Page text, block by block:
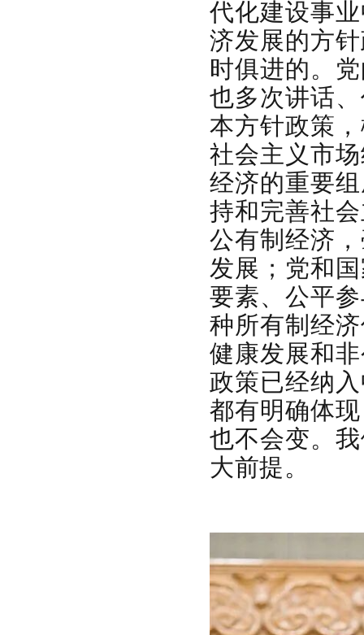
代化建设事
济发展的方
时俱进的。
也多次讲话
本方针政策
社会主义市
经济的重要
持和完善社
公有制经济
发展；党和
要素、公平
种所有制经
健康发展和
政策已经纳
都有明确体
也不会变。
大前提。